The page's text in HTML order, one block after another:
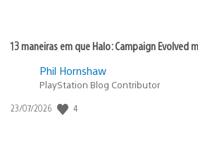
13 maneiras em que Halo: Campaign Evolved
Phil Hornshaw
PlayStation Blog Contributor
Data
23/07/2026 4